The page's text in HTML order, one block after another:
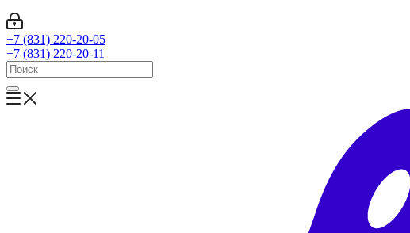
+7 (831) 220-20-05
+7 (831) 220-20-11